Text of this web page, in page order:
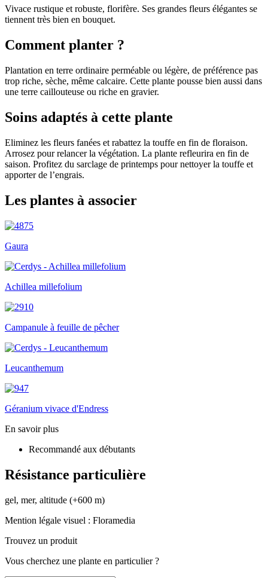
Vivace rustique et robuste, florifère. Ses grandes fleurs élégantes se
tiennent très bien en bouquet.
Comment planter ?
Plantation en terre ordinaire perméable ou légère, de préférence pas
trop riche, sèche, même calcaire. Cette plante pousse bien aussi dans
une terre caillouteuse ou riche en gravier.
Soins adaptés à cette plante
Eliminez les fleurs fanées et rabattez la touffe en fin de floraison.
Arrosez pour relancer la végétation. La plante refleurira en fin de
saison. Profitez du sarclage de printemps pour nettoyer la touffe et
apporter de l’engrais.
Les plantes à associer
Gaura
Achillea millefolium
Campanule à feuille de pêcher
Leucanthemum
Géranium vivace d'Endress
En savoir plus
Recommandé aux débutants
Résistance particulière
gel, mer, altitude (+600 m)
Mention légale visuel : Floramedia
Trouvez un produit
Vous cherchez une plante en particulier ?